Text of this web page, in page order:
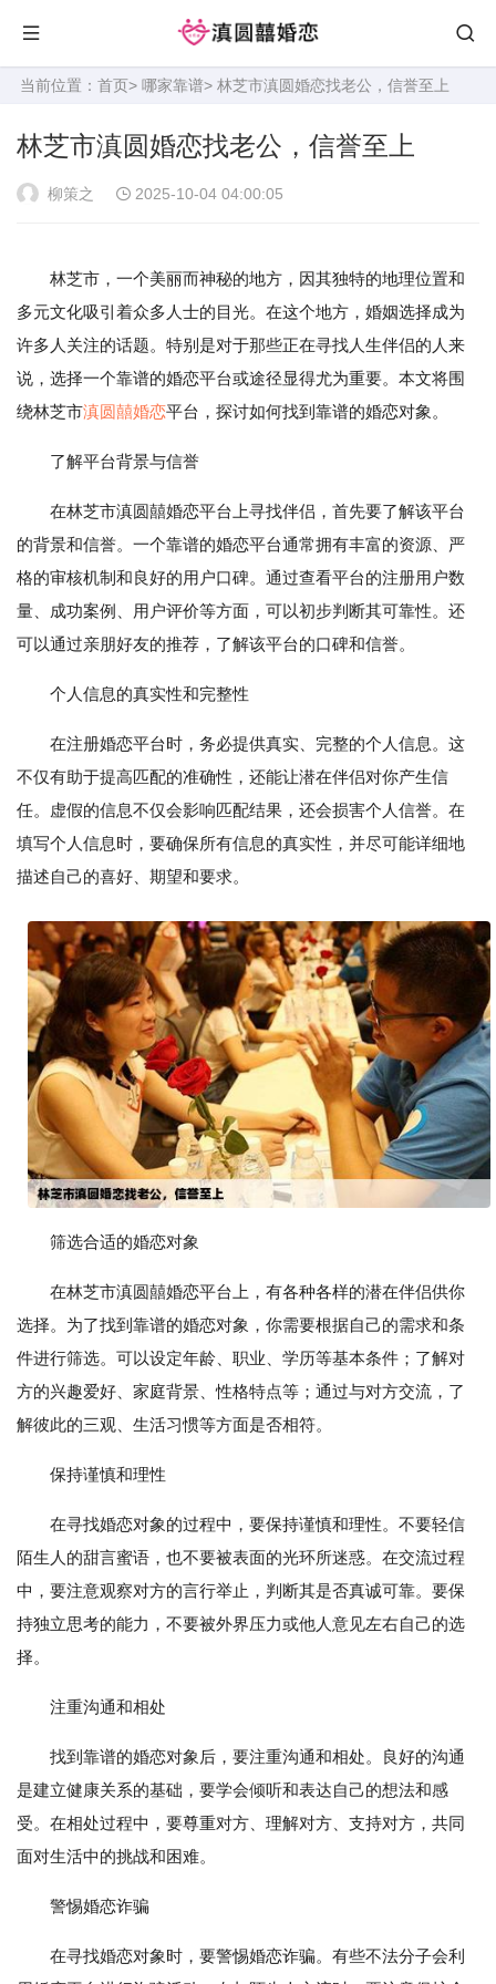
当前位置： 首页> 哪家靠谱> 林芝市滇圆婚恋找老公，信誉至上
林芝市滇圆婚恋找老公，信誉至上
柳策之 2025-10-04 04:00:05
林芝市，一个美丽而神秘的地方，因其独特的地理位置和
多元文化吸引着众多人士的目光。在这个地方，婚姻选择成为
许多人关注的话题。特别是对于那些正在寻找人生伴侣的人来
说，选择一个靠谱的婚恋平台或途径显得尤为重要。本文将围
绕林芝市滇圆囍婚恋平台，探讨如何找到靠谱的婚恋对象。
了解平台背景与信誉
在林芝市滇圆囍婚恋平台上寻找伴侣，首先要了解该平台
的背景和信誉。一个靠谱的婚恋平台通常拥有丰富的资源、严
格的审核机制和良好的用户口碑。通过查看平台的注册用户数
量、成功案例、用户评价等方面，可以初步判断其可靠性。还
可以通过亲朋好友的推荐，了解该平台的口碑和信誉。
个人信息的真实性和完整性
在注册婚恋平台时，务必提供真实、完整的个人信息。这
不仅有助于提高匹配的准确性，还能让潜在伴侣对你产生信
任。虚假的信息不仅会影响匹配结果，还会损害个人信誉。在
填写个人信息时，要确保所有信息的真实性，并尽可能详细地
描述自己的喜好、期望和要求。
筛选合适的婚恋对象
在林芝市滇圆囍婚恋平台上，有各种各样的潜在伴侣供你
选择。为了找到靠谱的婚恋对象，你需要根据自己的需求和条
件进行筛选。可以设定年龄、职业、学历等基本条件；了解对
方的兴趣爱好、家庭背景、性格特点等；通过与对方交流，了
解彼此的三观、生活习惯等方面是否相符。
保持谨慎和理性
在寻找婚恋对象的过程中，要保持谨慎和理性。不要轻信
陌生人的甜言蜜语，也不要被表面的光环所迷惑。在交流过程
中，要注意观察对方的言行举止，判断其是否真诚可靠。要保
持独立思考的能力，不要被外界压力或他人意见左右自己的选
择。
注重沟通和相处
找到靠谱的婚恋对象后，要注重沟通和相处。良好的沟通
是建立健康关系的基础，要学会倾听和表达自己的想法和感
受。在相处过程中，要尊重对方、理解对方、支持对方，共同
面对生活中的挑战和困难。
警惕婚恋诈骗
在寻找婚恋对象时，要警惕婚恋诈骗。有些不法分子会利